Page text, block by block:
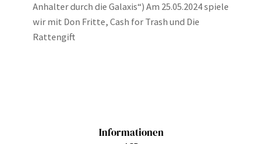
Anhalter durch die Galaxis“) Am 25.05.2024 spiele
wir mit Don Fritte, Cash for Trash und Die
Rattengift
Informationen